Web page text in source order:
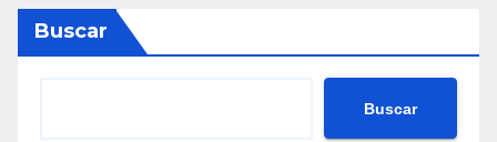
Buscar
Buscar